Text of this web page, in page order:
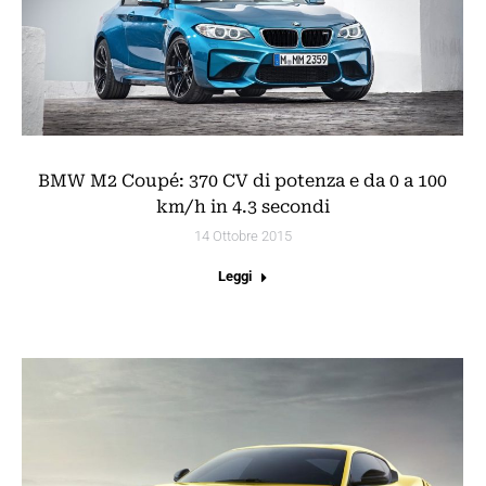
BMW M2 Coupé: 370 CV di potenza e da 0 a 100
km/h in 4.3 secondi
14 Ottobre 2015
Leggi